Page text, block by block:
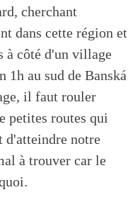
cherchant
dans cette région et
à côté d'un village
1h au sud de Banská
il faut rouler
petites routes qui
d'atteindre notre
à trouver car le